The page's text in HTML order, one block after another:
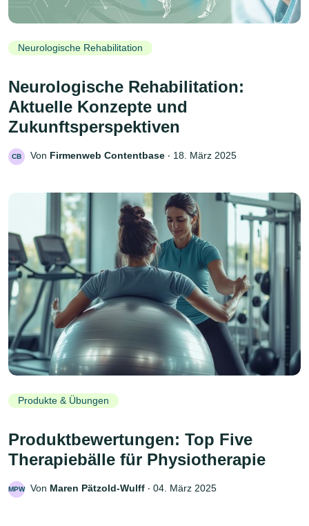
Neurologische Rehabilitation
Neurologische Rehabilitation:
Aktuelle Konzepte und
Zukunftsperspektiven
CB Von Firmenweb Contentbase ‧ 18. März 2025
Produkte & Übungen
Produktbewertungen: Top Five
Therapiebälle für Physiotherapie
MPW Von Maren Pätzold-Wulff ‧ 04. März 2025